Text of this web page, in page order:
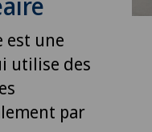
est une
utilise des
par